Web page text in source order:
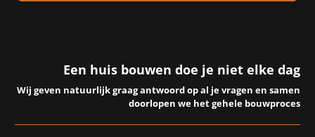
Een huis bouwen doe je niet elke dag
Wij geven natuurlijk graag antwoord op al je vragen en samen
doorlopen we het gehele bouwproces